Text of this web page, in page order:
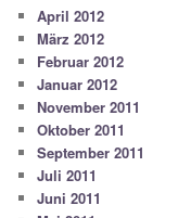
April 2012
März 2012
Februar 2012
Januar 2012
November 2011
Oktober 2011
September 2011
Juli 2011
Juni 2011